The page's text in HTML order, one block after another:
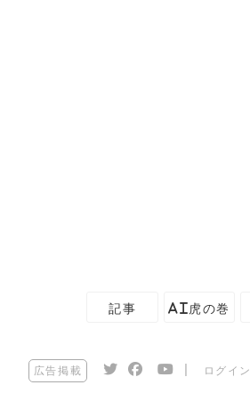
記事 AI虎の巻
広告掲載 ログイン